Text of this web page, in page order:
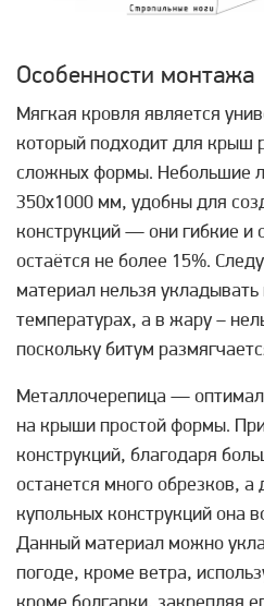
Особенности монтажа
Мягкая кровля является
который подходит для крыш
сложных формы. Небольшие
350х1000 мм, удобны для
конструкций — они гибкие и
остаётся не более 15%.
материал нельзя
температурах, а в жару –
поскольку битум
Металлочерепица —
на крыши простой формы.
конструкций, благодаря
останется много обрезков, а
купольных конструкций она
Данный материал можно
погоде, кроме ветра,